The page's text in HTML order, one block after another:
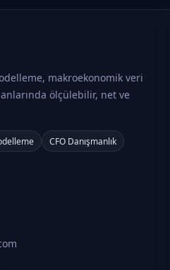
makroekonomik veri
ölçülebilir, net ve
CFO Danışmanlık